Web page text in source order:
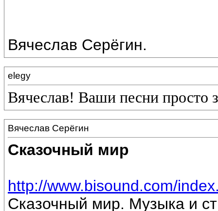
Вячеслав Серёгин.
elegy
Вячеслав! Ваши песни просто
Вячеслав Серёгин
Сказочный мир
http://www.bisound.com/
Сказочный мир. Музыка и